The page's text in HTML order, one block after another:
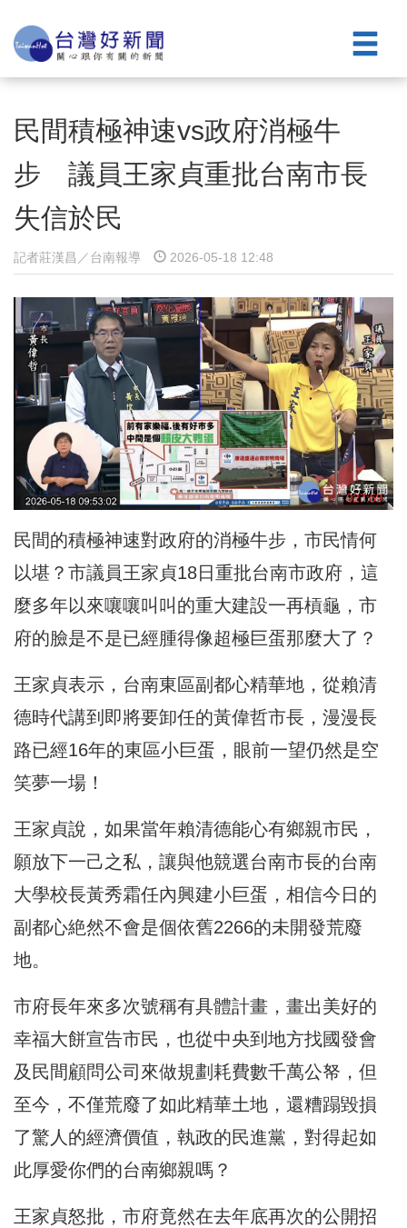
民間積極神速vs政府消極牛
步 議員王家貞重批台南市長
失信於民
記者莊漢昌／台南報導 2026-05-18 12:48
民間的積極神速對政府的消極牛步，市民情何
以堪？市議員王家貞18日重批台南市政府，這
麼多年以來嚷嚷叫叫的重大建設一再槓龜，市
府的臉是不是已經腫得像超極巨蛋那麼大了？
王家貞表示，台南東區副都心精華地，從賴清
德時代講到即將要卸任的黃偉哲市長，漫漫長
路已經16年的東區小巨蛋，眼前一望仍然是空
笑夢一場！
王家貞說，如果當年賴清德能心有鄉親市民，
願放下一己之私，讓與他競選台南市長的台南
大學校長黃秀霜任內興建小巨蛋，相信今日的
副都心絶然不會是個依舊2266的未開發荒廢
地。
市府長年來多次號稱有具體計畫，畫出美好的
幸福大餅宣告市民，也從中央到地方找國發會
及民間顧問公司來做規劃耗費數千萬公帑，但
至今，不僅荒廢了如此精華土地，還糟蹋毀損
了驚人的經濟價值，執政的民進黨，對得起如
此厚愛你們的台南鄉親嗎？
王家貞怒批，市府竟然在去年底再次的公開招